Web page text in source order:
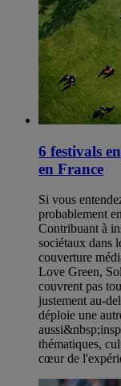
6 festivals
en France
Si vous
probablement
Contribuant à
sociétaux dans
couverture
Love Green,
couvrent pas
justement au-
déploie une
thématiques,
cœur de